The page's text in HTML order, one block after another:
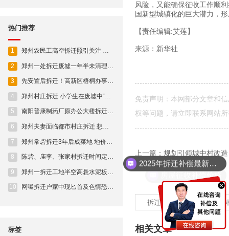
热门推荐
1 郑州农民工高空拆迁照引关注 自称不敢给家人说
2 郑州一处拆迁废墟一年半未清理小小照相馆被压斜
3 先安置后拆迁！高新区梧桐办事处银屏路集体土地成套住宅首批拆迁群众喜提新房
4 郑州村庄拆迁 小学生在废墟中“翻山越岭”
5 南阳普康制药厂原办公大楼拆迁中出现意外坍塌事故
6 郑州夫妻面临都市村庄拆迁 想通过办理离婚多分房
7 郑州常砦拆迁3年后成菜地 地价千万元一亩
8 陈砦、庙李、张家村拆迁时间定了!(附房企占地明细)
9 郑州一拆迁工地半空高悬水泥板 仅靠一根钢筋连接
10 网曝拆迁户家中现匕首及色情恐吓 警方:正在侦查
标签
风险，又能确保征收工作顺
国新型城镇化的巨大潜力，
【责任编辑:艾莲】
来源：新华社
免责声明：本网部分文章和
权等问题，请立即联系网站
上一篇：规划引领城中村改造
拆迁律师 拆迁
相关文章
房屋征收补偿价格
2025年拆迁补偿最新标准